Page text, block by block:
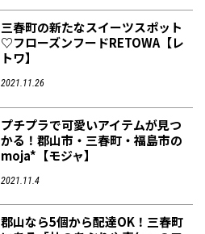
その他
三春町の新たなスイーツスポット
♡フローズンフードRETOWA【レ
トワ】
2021.11.26
プチプラで可愛いアイテムが見つ
かる！郡山市・三春町・福島市の
moja*【モジャ】
2021.11.4
郡山なら5個から配達OK！三春町